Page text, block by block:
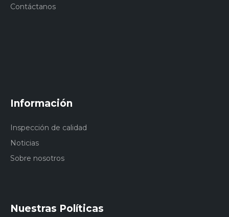
Contáctanos
Información
Inspección de calidad
Noticias
Sobre nosotros
Nuestras Políticas